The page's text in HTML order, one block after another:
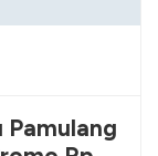
Pamulang